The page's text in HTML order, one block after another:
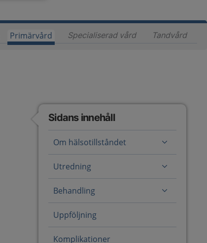
Primärvård Specialiserad vårdInnehåll för
Tandvård
Sidans innehåll
Om hälsotillståndet
Utredning
Behandling
Uppföljning
Komplikationer